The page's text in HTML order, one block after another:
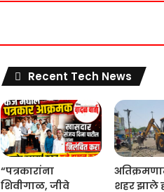
Recent Tech News
“पत्रकारांना
शिवीगाळ, जीवे
शहर झाले